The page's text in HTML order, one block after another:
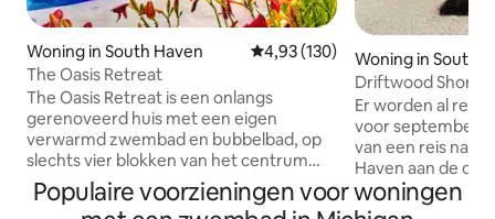
Woning in South Haven Gemiddelde beoordeling van
4,93 (130)
The Oasis Retreat
The Oasis Retreat is een onlangs
gerenoveerd huis met een eigen
verwarmd zwembad en bubbelbad, op
slechts vier blokken van het centrum
van South Haven en dicht bij de
stranden van Lake Michigan, de
Woning in South
Driftwood
herfstuitje!
Er worden al
voor september
van een reis naar
Haven aan de
Michiganmeer.
charmante
Populaire voorzieningen voor woningen